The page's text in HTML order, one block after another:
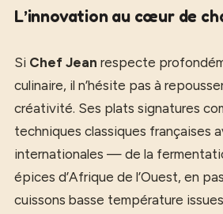
L’innovation au cœur de
Si Chef Jean respecte
culinaire, il n’hésite pas à
créativité. Ses plats signatures
techniques classiques françaises
internationales — de la
épices d’Afrique de l’Ouest, en
cuissons basse température